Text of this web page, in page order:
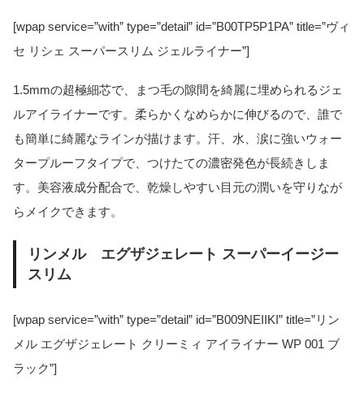
[wpap service=”with” type=”detail” id=”B00TP5P1PA” title=”ヴィ
セ リシェ スーパースリム ジェルライナー”]
1.5mmの超極細芯で、まつ毛の隙間を綺麗に埋められるジェ
ルアイライナーです。柔らかくなめらかに伸びるので、誰で
も簡単に綺麗なラインが描けます。汗、水、涙に強いウォー
タープルーフタイプで、つけたての濃密発色が長続きしま
す。美容液成分配合で、乾燥しやすい目元の潤いを守りなが
らメイクできます。
リンメル エグザジェレート スーパーイージー
スリム
[wpap service=”with” type=”detail” id=”B009NEIIKI” title=”リン
メル エグザジェレート クリーミィ アイライナー WP 001 ブ
ラック”]